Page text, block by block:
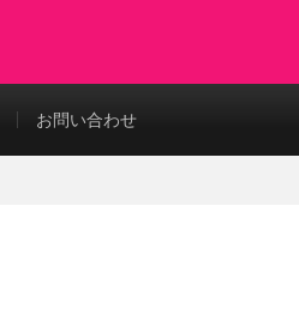
お問い合わせ